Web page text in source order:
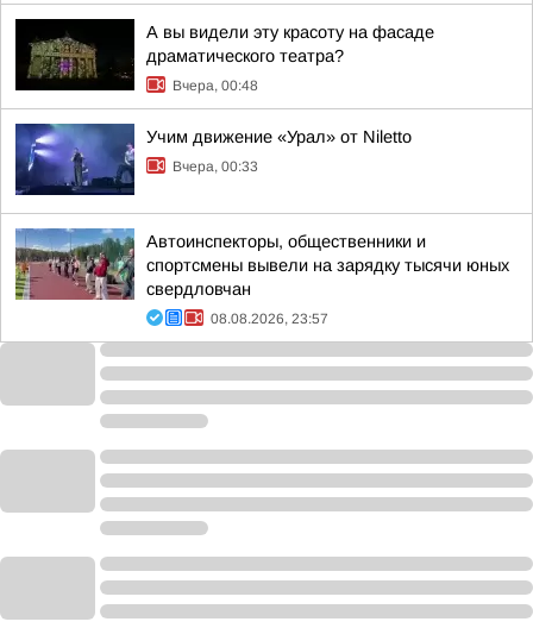
А вы видели эту красоту на фасаде
драматического театра?
Вчера, 00:48
Учим движение «Урал» от Niletto
Вчера, 00:33
Автоинспекторы, общественники и
спортсмены вывели на зарядку тысячи юных
свердловчан
08.08.2026, 23:57